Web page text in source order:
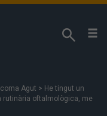
Agut > He tingut un
rutinària oftalmològica, me
i poder
dels seus